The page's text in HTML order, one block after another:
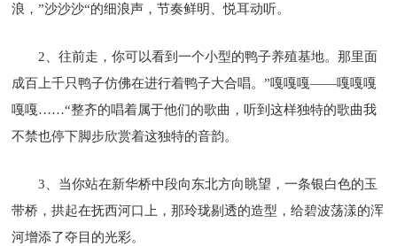
浪，”沙沙沙“的细浪声，节奏鲜明、悦耳动听。
2、往前走，你可以看到一个小型的鸭子养殖基地。那里面
成百上千只鸭子仿佛在进行着鸭子大合唱。”嘎嘎嘎——嘎嘎嘎
嘎嘎……“整齐的唱着属于他们的歌曲，听到这样独特的歌曲我
不禁也停下脚步欣赏着这独特的音韵。
3、当你站在新华桥中段向东北方向眺望，一条银白色的玉
带桥，拱起在抚西河口上，那玲珑剔透的造型，给碧波荡漾的浑
河增添了夺目的光彩。